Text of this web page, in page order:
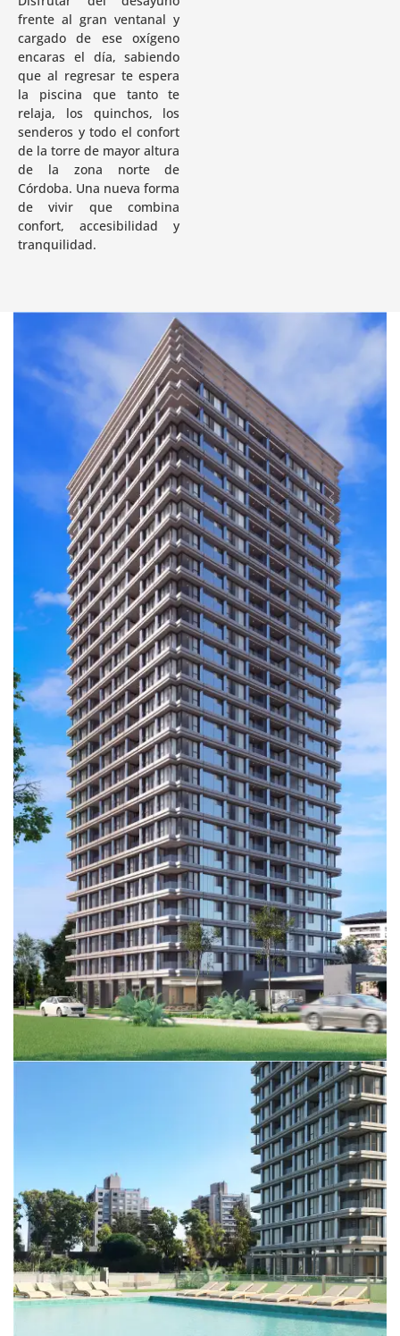
frente al gran ventanal y
cargado de ese oxígeno
encaras el día, sabiendo
que al regresar te espera
la piscina que tanto te
relaja, los quinchos, los
senderos y todo el confort
de la torre de mayor altura
de la zona norte de
Córdoba. Una nueva forma
de vivir que combina
confort, accesibilidad y
tranquilidad.